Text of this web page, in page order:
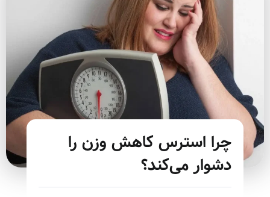
چرا استرس کاهش وزن را
دشوار می‌کند؟